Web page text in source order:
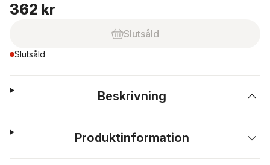
362 kr
Slutsåld
Slutsåld
Beskrivning
Produktinformation